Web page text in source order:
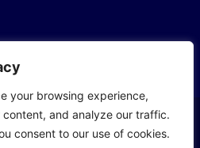
your browsing experience,
and analyze our traffic.
consent to our use of cookies.